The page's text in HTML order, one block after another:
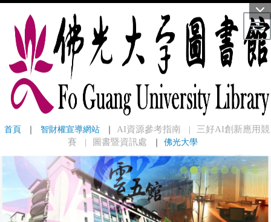
首頁 ｜ 智財權宣導網站 ｜ AI資源參考指南
三好AI創新應用競
賽
圖書暨資訊處 ｜ 佛光大學